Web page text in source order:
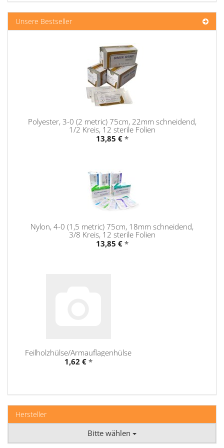
Unsere Bestseller
Polyester, 3-0 (2 metric) 75cm, 22mm schneidend,
1/2 Kreis, 12 sterile Folien
13,85 € *
Nylon, 4-0 (1,5 metric) 75cm, 18mm schneidend,
3/8 Kreis, 12 sterile Folien
13,85 € *
Feilholzhülse/Armauflagenhülse
1,62 € *
Hersteller
Bitte wählen